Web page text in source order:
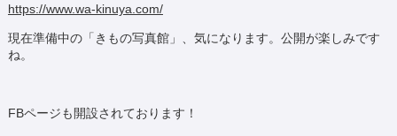
https://www.wa-kinuya.com/
現在準備中の「きもの写真館」、気になります。公開が楽しみです
ね。
FBページも開設されております！